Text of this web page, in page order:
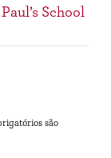
School
são